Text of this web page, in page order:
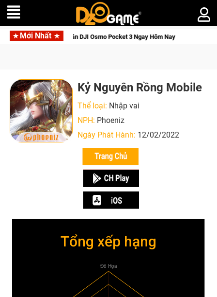
Mới Nhất
Thức Tỉnh, Săn DJI Osmo Pocket 3 Ngay Hôm Nay
Kỷ Nguyên Rồng Mobile
Thể loại: Nhập vai
NPH: Phoeniz
Ngày Phát Hành: 12/02/2022
Tổng xếp hạng